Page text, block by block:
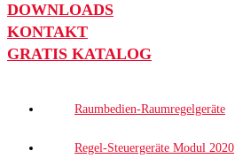
DOWNLOADS
KONTAKT
GRATIS KATALOG
Raumbedien-Raumregelgeräte
Regel-Steuergeräte Modul 2020